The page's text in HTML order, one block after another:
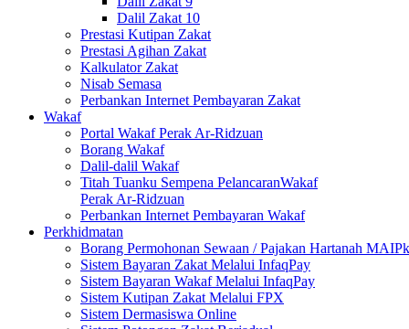
Dalil Zakat 10
Prestasi Kutipan Zakat
Prestasi Agihan Zakat
Kalkulator Zakat
Nisab Semasa
Perbankan Internet Pembayaran Zakat
Wakaf
Portal Wakaf Perak Ar-Ridzuan
Borang Wakaf
Dalil-dalil Wakaf
Titah Tuanku Sempena PelancaranWakaf
Perak Ar-Ridzuan
Perbankan Internet Pembayaran Wakaf
Perkhidmatan
Borang Permohonan Sewaan / Pajakan Hartanah MAIPk
Sistem Bayaran Zakat Melalui InfaqPay
Sistem Bayaran Wakaf Melalui InfaqPay
Sistem Kutipan Zakat Melalui FPX
Sistem Dermasiswa Online